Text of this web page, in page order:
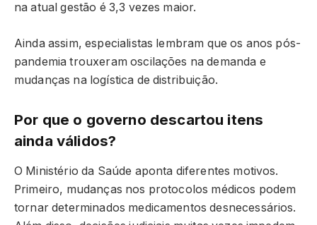
na atual gestão é 3,3 vezes maior.
Ainda assim, especialistas lembram que os anos pós-
pandemia trouxeram oscilações na demanda e
mudanças na logística de distribuição.
Por que o governo descartou itens
ainda válidos?
O Ministério da Saúde aponta diferentes motivos.
Primeiro, mudanças nos protocolos médicos podem
tornar determinados medicamentos desnecessários.